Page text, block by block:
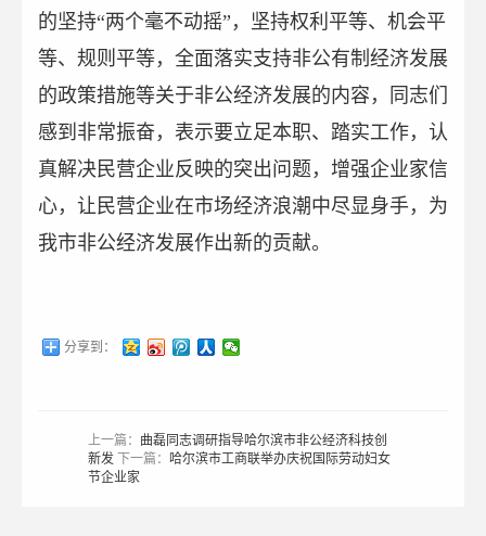
的坚持“两个毫不动摇”，坚持权利平等、机会平
等、规则平等，全面落实支持非公有制经济发展
的政策措施等关于非公经济发展的内容，同志们
感到非常振奋，表示要立足本职、踏实工作，认
真解决民营企业反映的突出问题，增强企业家信
心，让民营企业在市场经济浪潮中尽显身手，为
我市非公经济发展作出新的贡献。
分享到：
上一篇： 曲磊同志调研指导哈尔滨市非公经济科技创
新发 下一篇： 哈尔滨市工商联举办庆祝国际劳动妇女
节企业家